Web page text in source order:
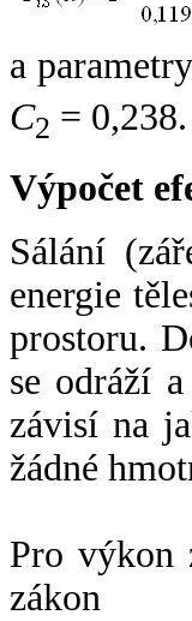
a
C2 = 0,238.
Výpočet
Sálání
energie
prostoru.
se odráží
závisí na
žádné
Pro výkon
zákon